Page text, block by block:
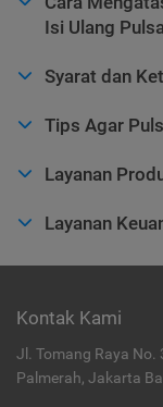
Isi Ulang Pulsa
Syarat dan
Tips Agar
Layanan
Layanan
Kontak Kami
Jl. Tomang Raya No.
Palmerah, Jakarta